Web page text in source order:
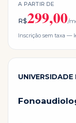
A PARTIR DE
R$299,00/
Inscrição sem taxa —